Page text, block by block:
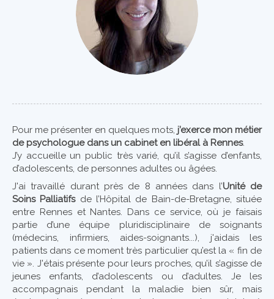
Pour me présenter en quelques mots, j’exerce mon métier
de psychologue dans un cabinet en libéral à Rennes.
J’y accueille un public très varié, qu’il s’agisse d’enfants,
d’adolescents, de personnes adultes ou âgées.
J'ai travaillé durant près de 8 années dans l’Unité de
Soins Palliatifs de l’Hôpital de Bain-de-Bretagne, située
entre Rennes et Nantes. Dans ce service, où je faisais
partie d’une équipe pluridisciplinaire de soignants
(médecins, infirmiers, aides-soignants...), j'aidais les
patients dans ce moment très particulier qu’est la « fin de
vie ». J'étais présente pour leurs proches, qu’il s’agisse de
jeunes enfants, d’adolescents ou d’adultes. Je les
accompagnais pendant la maladie bien sûr, mais